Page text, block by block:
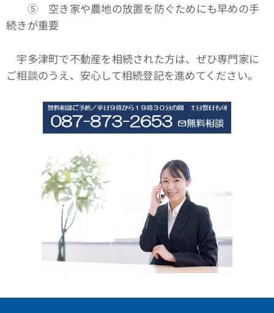
➄ 空き家や農地の放置を防ぐためにも早めの手
続きが重要
宇多津町で不動産を相続された方は、ぜひ専門家に
ご相談のうえ、安心して相続登記を進めてください。